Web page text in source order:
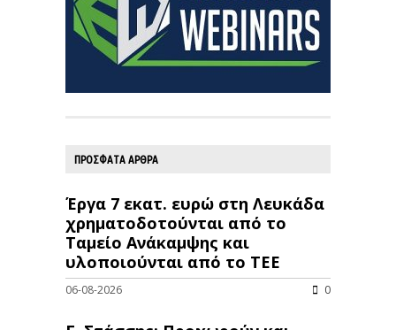
ΠΡΟΣΦΑΤΑ ΑΡΘΡΑ
Έργα 7 εκατ. ευρώ στη Λευκάδα
χρηματοδοτούνται από το
Ταμείο Ανάκαμψης και
υλοποιούνται από το ΤΕΕ
06-08-2026 0